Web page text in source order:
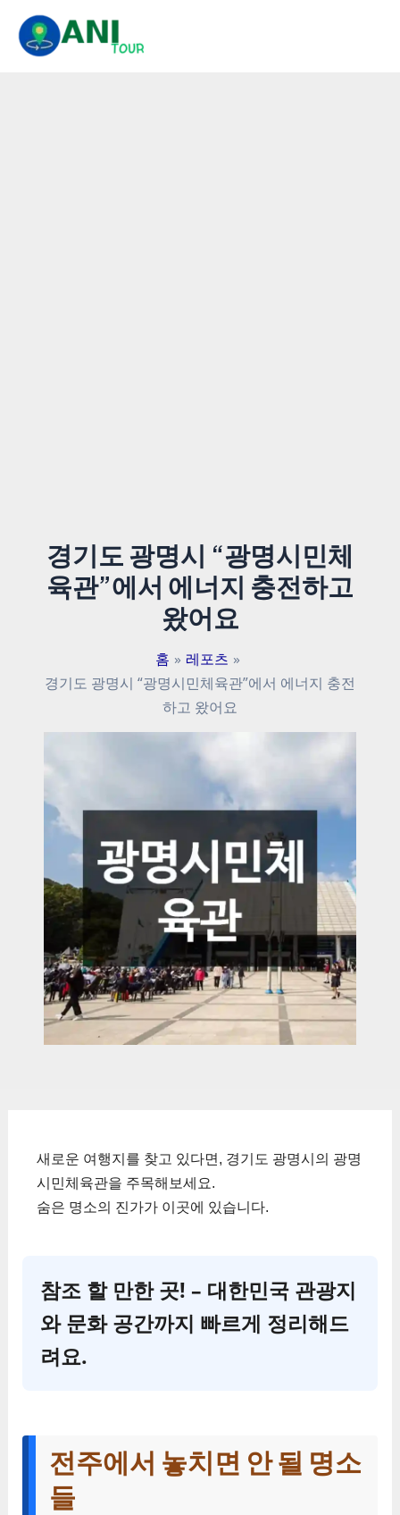
경기도 광명시 “광명시민체
육관”에서 에너지 충전하고
왔어요
홈
레포츠
경기도 광명시 “광명시민체육관”에서 에너지 충전
하고 왔어요
새로운 여행지를 찾고 있다면, 경기도 광명시의 광명
시민체육관을 주목해보세요.
숨은 명소의 진가가 이곳에 있습니다.
참조 할 만한 곳! – 대한민국 관광지
와 문화 공간까지 빠르게 정리해드
려요.
전주에서 놓치면 안 될 명소
들